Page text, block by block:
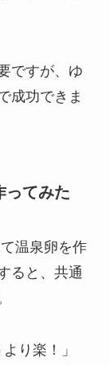
ですが、ゆ
成功できま
てみた
温泉卵を作
ると、共通
り楽！」